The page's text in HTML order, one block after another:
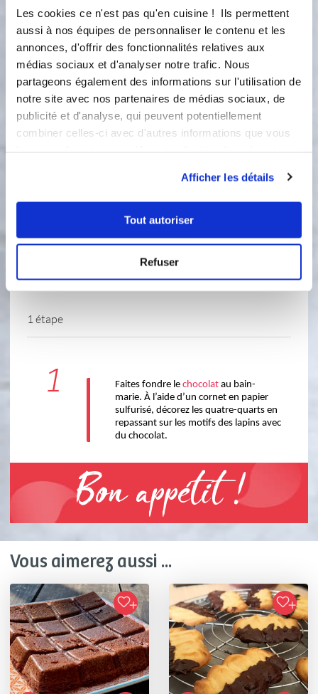
Les cookies ce n'est pas qu'en cuisine ! Ils permettent
aussi à nos équipes de personnaliser le contenu et les
annonces, d'offrir des fonctionnalités relatives aux
médias sociaux et d'analyser notre trafic. Nous
partageons également des informations sur l'utilisation de
notre site avec nos partenaires de médias sociaux, de
publicité et d'analyse, qui peuvent potentiellement
combiner celles-ci avec d'autres informations que vous
Afficher les détails
Tout autoriser
Refuser
8 Laissez refroidir puis démoulez.
Pour le décor
Ingredients Liste de courses
1 étape
1 Faites fondre le chocolat au bain-
marie. À l’aide d’un cornet en papier
sulfurisé, décorez les quatre-quarts en
repassant sur les motifs des lapins avec
du chocolat.
Bon appétit !
Vous aimerez aussi ...